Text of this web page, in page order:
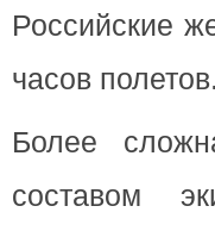
Российские
часов полетов.
Более
составом